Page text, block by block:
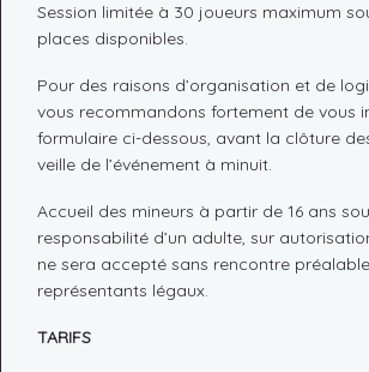
Session limitée à 30 joueurs maximum
places disponibles.
Pour des raisons d’organisation et de
vous recommandons fortement de vous
formulaire ci-dessous, avant la clôture
veille de l’événement à minuit.
Accueil des mineurs à partir de 16 ans
responsabilité d’un adulte, sur
ne sera accepté sans rencontre
représentants légaux.
TARIFS